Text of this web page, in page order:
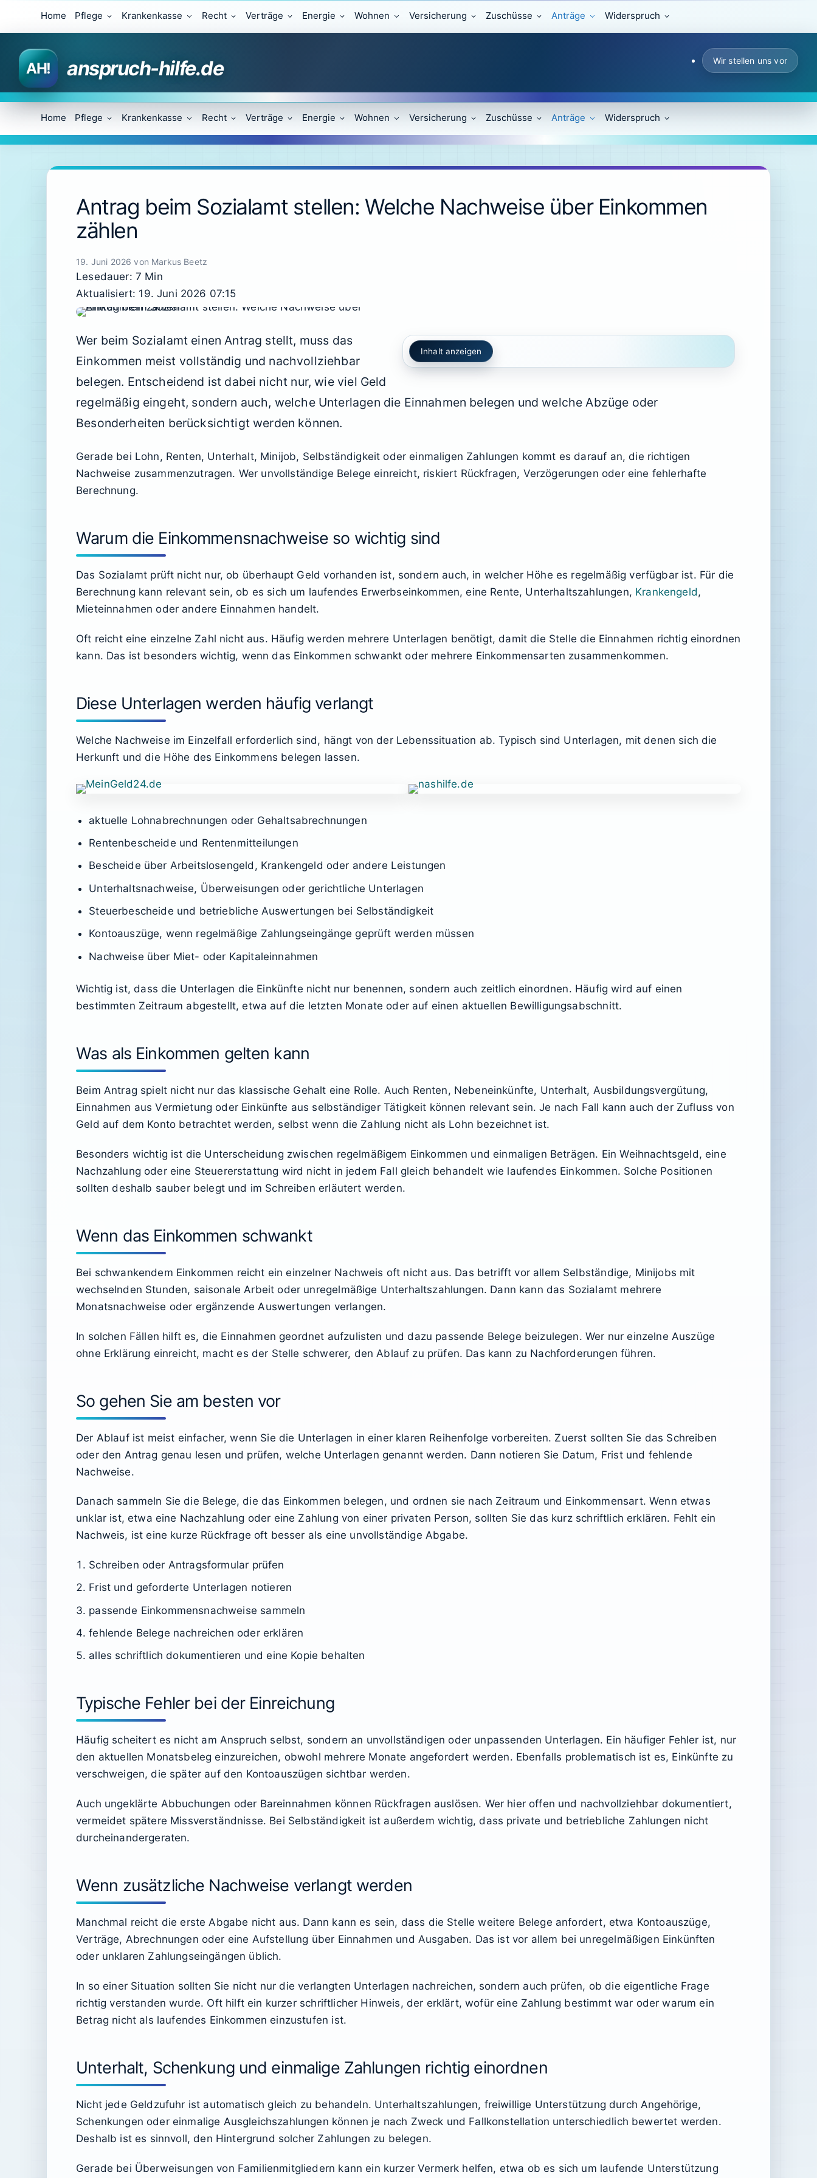
Home Pflege Krankenkasse Recht Verträge Energie Wohnen Versicherung Zuschüsse Anträge Widerspruch
anspruch-hilfe.de Wir stellen uns vor
Home Pflege Krankenkasse Recht Verträge Energie Wohnen Versicherung Zuschüsse Anträge Widerspruch
Antrag beim Sozialamt stellen: Welche Nachweise über Einkommen
zählen
19. Juni 2026 von Markus Beetz
Lesedauer: 7 Min
Aktualisiert: 19. Juni 2026 07:15
Inhalt anzeigen
Wer beim Sozialamt einen Antrag stellt, muss das
Einkommen meist vollständig und nachvollziehbar
belegen. Entscheidend ist dabei nicht nur, wie viel Geld
regelmäßig eingeht, sondern auch, welche Unterlagen die Einnahmen belegen und welche Abzüge oder
Besonderheiten berücksichtigt werden können.
Gerade bei Lohn, Renten, Unterhalt, Minijob, Selbständigkeit oder einmaligen Zahlungen kommt es darauf an, die richtigen
Nachweise zusammenzutragen. Wer unvollständige Belege einreicht, riskiert Rückfragen, Verzögerungen oder eine fehlerhafte
Berechnung.
Warum die Einkommensnachweise so wichtig sind
Das Sozialamt prüft nicht nur, ob überhaupt Geld vorhanden ist, sondern auch, in welcher Höhe es regelmäßig verfügbar ist. Für die
Berechnung kann relevant sein, ob es sich um laufendes Erwerbseinkommen, eine Rente, Unterhaltszahlungen, Krankengeld,
Mieteinnahmen oder andere Einnahmen handelt.
Oft reicht eine einzelne Zahl nicht aus. Häufig werden mehrere Unterlagen benötigt, damit die Stelle die Einnahmen richtig einordnen
kann. Das ist besonders wichtig, wenn das Einkommen schwankt oder mehrere Einkommensarten zusammenkommen.
Diese Unterlagen werden häufig verlangt
Welche Nachweise im Einzelfall erforderlich sind, hängt von der Lebenssituation ab. Typisch sind Unterlagen, mit denen sich die
Herkunft und die Höhe des Einkommens belegen lassen.
aktuelle Lohnabrechnungen oder Gehaltsabrechnungen
Rentenbescheide und Rentenmitteilungen
Bescheide über Arbeitslosengeld, Krankengeld oder andere Leistungen
Unterhaltsnachweise, Überweisungen oder gerichtliche Unterlagen
Steuerbescheide und betriebliche Auswertungen bei Selbständigkeit
Kontoauszüge, wenn regelmäßige Zahlungseingänge geprüft werden müssen
Nachweise über Miet- oder Kapitaleinnahmen
Wichtig ist, dass die Unterlagen die Einkünfte nicht nur benennen, sondern auch zeitlich einordnen. Häufig wird auf einen
bestimmten Zeitraum abgestellt, etwa auf die letzten Monate oder auf einen aktuellen Bewilligungsabschnitt.
Was als Einkommen gelten kann
Beim Antrag spielt nicht nur das klassische Gehalt eine Rolle. Auch Renten, Nebeneinkünfte, Unterhalt, Ausbildungsvergütung,
Einnahmen aus Vermietung oder Einkünfte aus selbständiger Tätigkeit können relevant sein. Je nach Fall kann auch der Zufluss von
Geld auf dem Konto betrachtet werden, selbst wenn die Zahlung nicht als Lohn bezeichnet ist.
Besonders wichtig ist die Unterscheidung zwischen regelmäßigem Einkommen und einmaligen Beträgen. Ein Weihnachtsgeld, eine
Nachzahlung oder eine Steuererstattung wird nicht in jedem Fall gleich behandelt wie laufendes Einkommen. Solche Positionen
sollten deshalb sauber belegt und im Schreiben erläutert werden.
Wenn das Einkommen schwankt
Bei schwankendem Einkommen reicht ein einzelner Nachweis oft nicht aus. Das betrifft vor allem Selbständige, Minijobs mit
wechselnden Stunden, saisonale Arbeit oder unregelmäßige Unterhaltszahlungen. Dann kann das Sozialamt mehrere
Monatsnachweise oder ergänzende Auswertungen verlangen.
In solchen Fällen hilft es, die Einnahmen geordnet aufzulisten und dazu passende Belege beizulegen. Wer nur einzelne Auszüge
ohne Erklärung einreicht, macht es der Stelle schwerer, den Ablauf zu prüfen. Das kann zu Nachforderungen führen.
So gehen Sie am besten vor
Der Ablauf ist meist einfacher, wenn Sie die Unterlagen in einer klaren Reihenfolge vorbereiten. Zuerst sollten Sie das Schreiben
oder den Antrag genau lesen und prüfen, welche Unterlagen genannt werden. Dann notieren Sie Datum, Frist und fehlende
Nachweise.
Danach sammeln Sie die Belege, die das Einkommen belegen, und ordnen sie nach Zeitraum und Einkommensart. Wenn etwas
unklar ist, etwa eine Nachzahlung oder eine Zahlung von einer privaten Person, sollten Sie das kurz schriftlich erklären. Fehlt ein
Nachweis, ist eine kurze Rückfrage oft besser als eine unvollständige Abgabe.
Schreiben oder Antragsformular prüfen
Frist und geforderte Unterlagen notieren
passende Einkommensnachweise sammeln
fehlende Belege nachreichen oder erklären
alles schriftlich dokumentieren und eine Kopie behalten
Typische Fehler bei der Einreichung
Häufig scheitert es nicht am Anspruch selbst, sondern an unvollständigen oder unpassenden Unterlagen. Ein häufiger Fehler ist, nur
den aktuellen Monatsbeleg einzureichen, obwohl mehrere Monate angefordert werden. Ebenfalls problematisch ist es, Einkünfte zu
verschweigen, die später auf den Kontoauszügen sichtbar werden.
Auch ungeklärte Abbuchungen oder Bareinnahmen können Rückfragen auslösen. Wer hier offen und nachvollziehbar dokumentiert,
vermeidet spätere Missverständnisse. Bei Selbständigkeit ist außerdem wichtig, dass private und betriebliche Zahlungen nicht
durcheinandergeraten.
Wenn zusätzliche Nachweise verlangt werden
Manchmal reicht die erste Abgabe nicht aus. Dann kann es sein, dass die Stelle weitere Belege anfordert, etwa Kontoauszüge,
Verträge, Abrechnungen oder eine Aufstellung über Einnahmen und Ausgaben. Das ist vor allem bei unregelmäßigen Einkünften
oder unklaren Zahlungseingängen üblich.
In so einer Situation sollten Sie nicht nur die verlangten Unterlagen nachreichen, sondern auch prüfen, ob die eigentliche Frage
richtig verstanden wurde. Oft hilft ein kurzer schriftlicher Hinweis, der erklärt, wofür eine Zahlung bestimmt war oder warum ein
Betrag nicht als laufendes Einkommen einzustufen ist.
Unterhalt, Schenkung und einmalige Zahlungen richtig einordnen
Nicht jede Geldzufuhr ist automatisch gleich zu behandeln. Unterhaltszahlungen, freiwillige Unterstützung durch Angehörige,
Schenkungen oder einmalige Ausgleichszahlungen können je nach Zweck und Fallkonstellation unterschiedlich bewertet werden.
Deshalb ist es sinnvoll, den Hintergrund solcher Zahlungen zu belegen.
Gerade bei Überweisungen von Familienmitgliedern kann ein kurzer Vermerk helfen, etwa ob es sich um laufende Unterstützung